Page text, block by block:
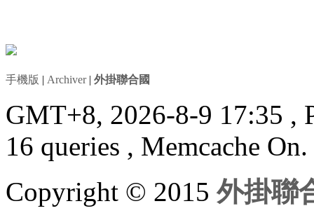
手機版 | Archiver| 外掛聯合國
GMT+8, 2026-8-9 17:35 ,
16 queries , Memcache On.
Copyright © 2015外掛聯